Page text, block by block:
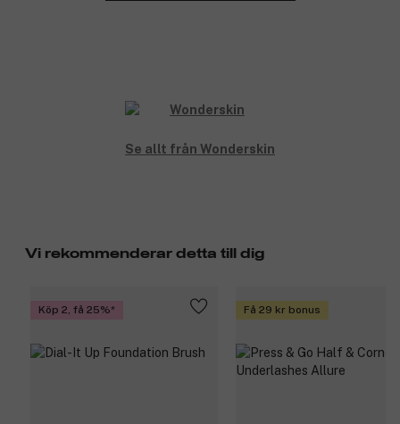
Se allt från Wonderskin
Vi rekommenderar detta till dig
Köp 2, få 25% Få 29 kr bonus